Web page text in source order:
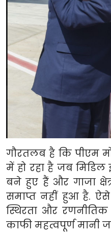
गौरतलब है कि पीएम
में हो रहा है जब
बने हुए हैं और गाजा
समाप्त नहीं हुआ है. ऐसे
स्थिरता और
काफी महत्वपूर्ण मानी